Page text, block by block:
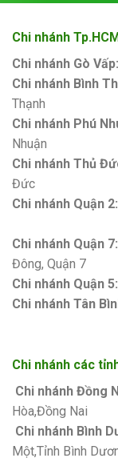
Chi nhánh Tp.HCM
Chi nhánh Gò Vấp:
Chi nhánh Bình
Thạnh
Chi nhánh Phú
Nhuận
Chi nhánh Thủ
Đức
Chi nhánh Quận 2:
Chi nhánh Quận 7:
Đông, Quận 7
Chi nhánh Quận 5:
Chi nhánh Tân
Chi nhánh các
Chi nhánh Đồng
Hòa,Đồng Nai
Chi nhánh Bình
Một,Tỉnh Bình